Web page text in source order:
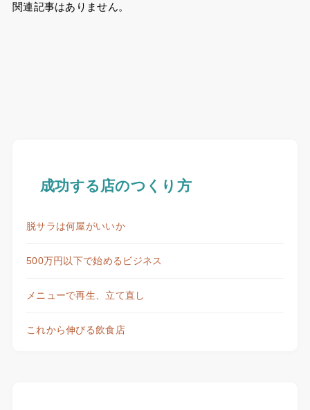
関連記事はありません。
成功する店のつくり方
脱サラは何屋がいいか
500万円以下で始めるビジネス
メニューで再生、立て直し
これから伸びる飲食店